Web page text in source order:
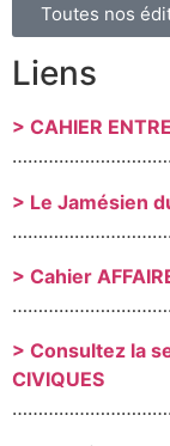
Toutes nos
Liens
> CAHIER
> Le Jamésien
> Cahier
> Consultez la
CIVIQUES